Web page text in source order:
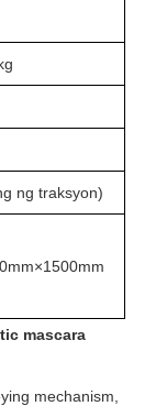
ng traksyon)
500mm
mascara
mechanism,